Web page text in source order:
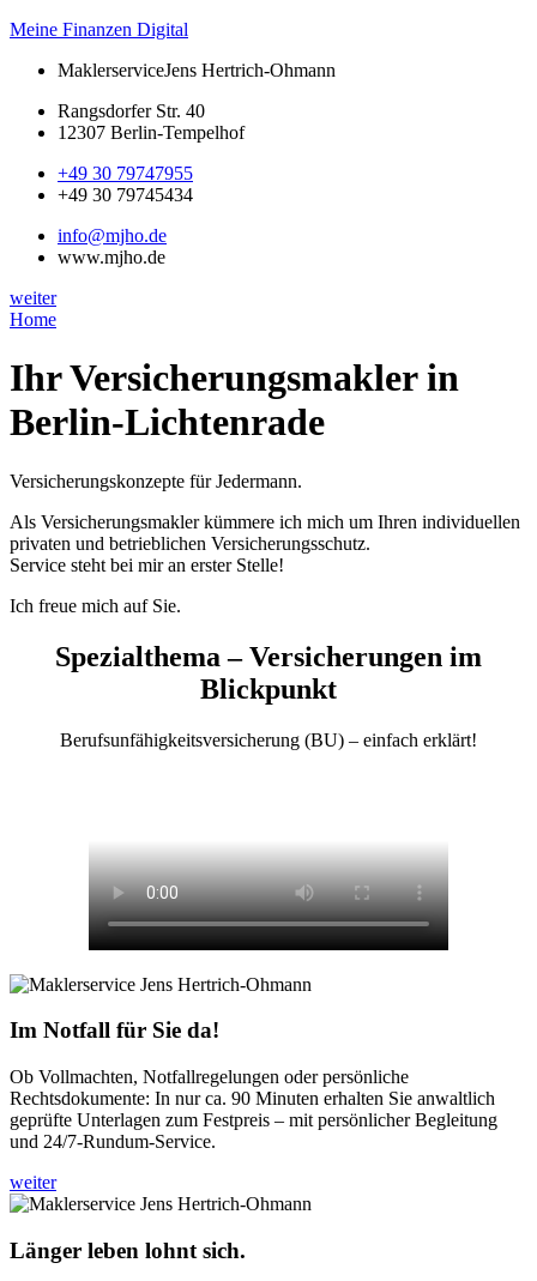
Meine Finanzen Digital
MaklerserviceJens Hertrich-Ohmann
Rangsdorfer Str. 40
12307 Berlin-Tempelhof
+49 30 79747955
+49 30 79745434
info@mjho.de
www.mjho.de
weiter
Home
Ihr Versicherungsmakler in
Berlin-Lichtenrade
Versicherungskonzepte für Jedermann.
Als Versicherungsmakler kümmere ich mich um Ihren individuellen
privaten und betrieblichen Versicherungsschutz.
Service steht bei mir an erster Stelle!
Ich freue mich auf Sie.
Spezialthema – Versicherungen im
Blickpunkt
Berufsunfähigkeitsversicherung (BU) – einfach erklärt!
Im Notfall für Sie da!
Ob Vollmachten, Notfallregelungen oder persönliche
Rechtsdokumente: In nur ca. 90 Minuten erhalten Sie anwaltlich
geprüfte Unterlagen zum Festpreis – mit persönlicher Begleitung
und 24/7-Rundum-Service.
weiter
Länger leben lohnt sich.